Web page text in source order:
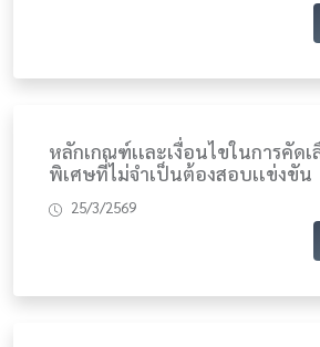
หลักเกณฑ์เเละเงื่อนไขในการคัด
พิเศษที่ไม่จำเป็นต้องสอบเเข่งขัน
25/3/2569